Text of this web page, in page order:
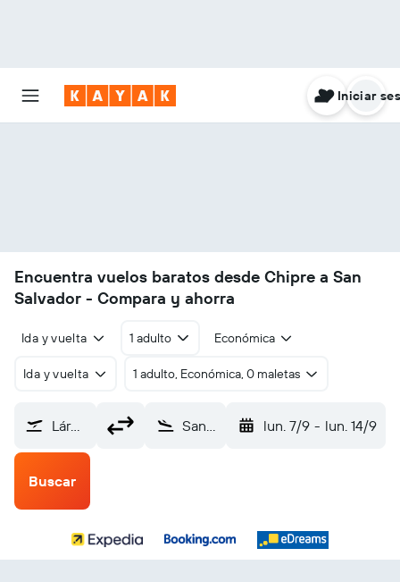
Iniciar
Encuentra vuelos baratos desde Chipre a San
Salvador - Compara y ahorra
Ida y vuelta 1 adulto Económica
Ida y vuelta 1 adulto, Económica, 0 maletas
Lárnaca (LCA) San Salvador Internacional de El Salvador (SAL) lun. 7/9 - lun. 14/9
Buscar